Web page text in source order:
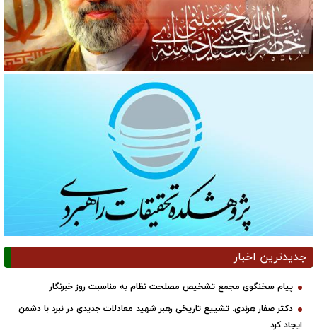
جدیدترین اخبار
پیام سخنگوی مجمع تشخیص مصلحت نظام به مناسبت روز خبرنگار
دکتر صفار هرندی: تشییع تاریخی رهبر شهید معادلات جدیدی در نبرد با دشمن
ایجاد کرد